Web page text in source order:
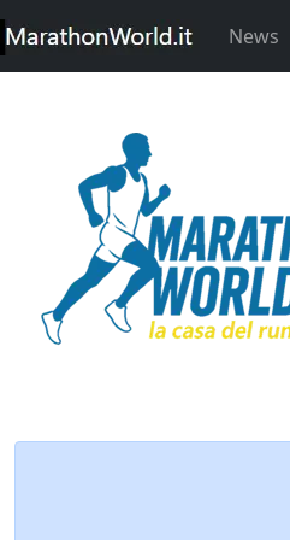
News